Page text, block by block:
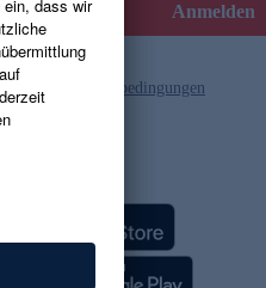
Anmelden
und die Gutscheinbedingungen